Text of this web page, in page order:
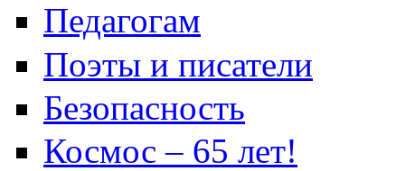
Педагогам
Поэты и писатели
Безопасность
Космос – 65 лет!